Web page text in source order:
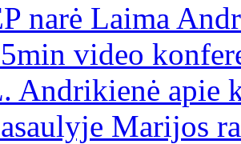
narė Laima
video
Andrikienė apie
Marijos